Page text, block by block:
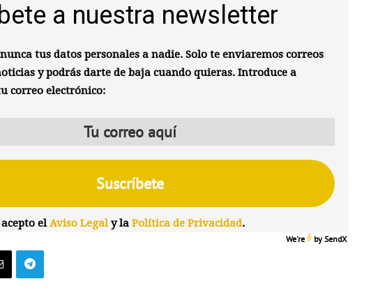
a nuestra newsletter
tus datos personales a nadie. Solo te enviaremos correos
y podrás darte de baja cuando quieras. Introduce a
correo electrónico:
elAviso Legaly la Política de Privacidad.
We're bySendX